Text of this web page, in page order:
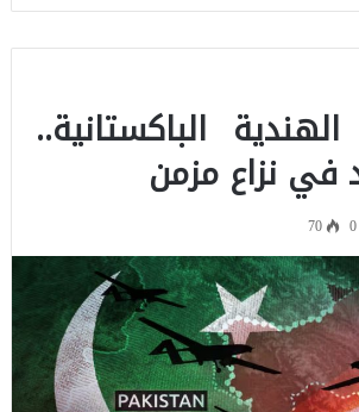
الباكستانية..
في نزاع مزمن
0
70